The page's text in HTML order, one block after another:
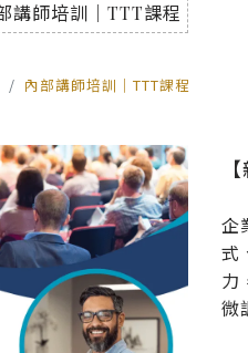
講師培訓｜TTT課程
內部講師培訓｜TTT課程
企
式
力
微